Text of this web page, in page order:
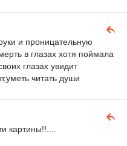
и проницательную
в глазах хотя поймала
глазах увидит
читать души
картины!!....